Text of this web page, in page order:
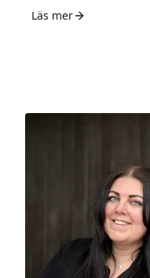
hyllan. Med hjälp
Läs mer